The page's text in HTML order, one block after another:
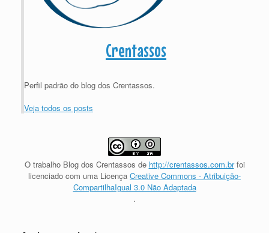
Crentassos
Perfil padrão do blog dos Crentassos.
Veja todos os posts
O trabalho Blog dos Crentassos de http://crentassos.com.brfoi
licenciado com uma Licença Creative Commons - Atribuição-
CompartilhaIgual 3.0 Não Adaptada
.